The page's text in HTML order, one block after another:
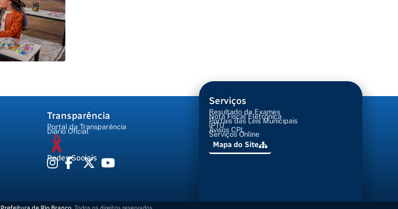
Transparência
Portal da Transparência
Diário Oficial
Redes Sociais
Serviços
Resultado de Exames
Nota Fiscal Eletrônica
Portais das Leis Municipais
IPTU
Avisos CPL
Serviços Online
Mapa do Site